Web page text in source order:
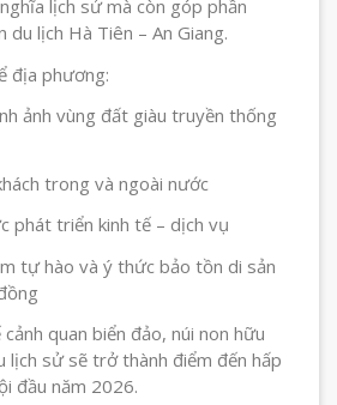
lịch sử mà còn góp phần
lịch Hà Tiên – An Giang.
địa phương:
ảnh vùng đất giàu truyền thống
trong và ngoài nước
phát triển kinh tế – dịch vụ
tự hào và ý thức bảo tồn di sản
quan biển đảo, núi non hữu
lịch sử sẽ trở thành điểm đến hấp
đầu năm 2026.